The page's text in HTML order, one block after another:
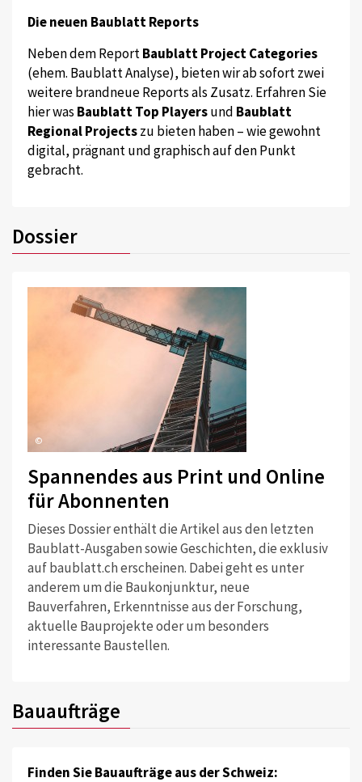
Die neuen Baublatt Reports
Neben dem ReportBaublatt Project Categories
(ehem. Baublatt Analyse), bieten wir ab sofort zwei
weitere brandneue Reports als Zusatz. Erfahren Sie
hier was Baublatt Top Playersund Baublatt
Regional Projectszu bieten haben – wie gewohnt
digital, prägnant und graphisch auf den Punkt
gebracht.
Dossier
©
Spannendes aus Print und Online
für Abonnenten
Dieses Dossier enthält die Artikel aus den letzten
Baublatt-Ausgaben sowie Geschichten, die exklusiv
auf baublatt.ch erscheinen. Dabei geht es unter
anderem um die Baukonjunktur, neue
Bauverfahren, Erkenntnisse aus der Forschung,
aktuelle Bauprojekte oder um besonders
interessante Baustellen.
Bauaufträge
Finden Sie Bauaufträge aus der Schweiz: